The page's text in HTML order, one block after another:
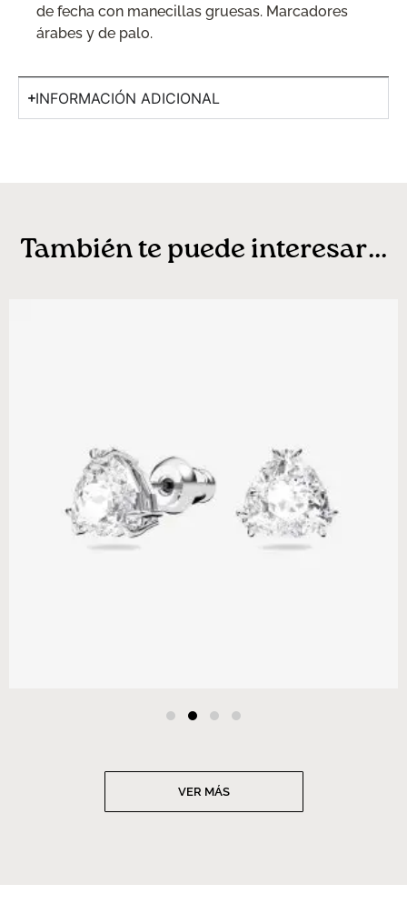
de fecha con manecillas gruesas. Marcadores
árabes y de palo.
INFORMACIÓN ADICIONAL
También te puede interesar...
VER MÁS